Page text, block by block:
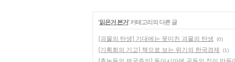
'읽은거 본거' 카테고리의 다른 글
[괴물의 탄생] 기대에는 못미친 괴물의 탄생 (0)
[기획회의 기고] 책으로 보는 위기의 한국경제 (1)